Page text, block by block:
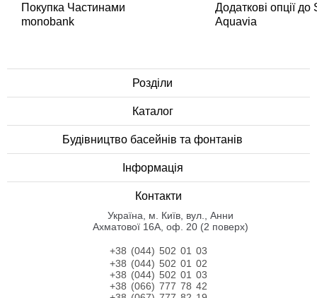
Покупка Частинами
monobank
Додаткові опції
Aquavia
Розділи
Каталог
Будівництво басейнів та фонтанів
Інформація
Контакти
Українa, м. Київ, вул., Анни
Ахматової 16А, оф. 20 (2 поверх)
+38 (044) 502 01 03
+38 (044) 502 01 02
+38 (044) 502 01 03
+38 (066) 777 78 42